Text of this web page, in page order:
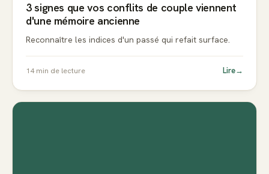
3 signes que vos conflits de couple viennent
d'une mémoire ancienne
Reconnaître les indices d'un passé qui refait surface.
14min de lecture Lire→